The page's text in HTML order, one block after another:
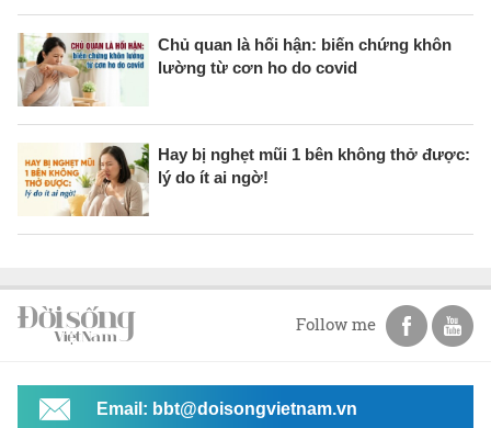
Chủ quan là hối hận: biến chứng khôn
lường từ cơn ho do covid
Hay bị nghẹt mũi 1 bên không thở được:
lý do ít ai ngờ!
Follow me
Email: bbt@doisongvietnam.vn